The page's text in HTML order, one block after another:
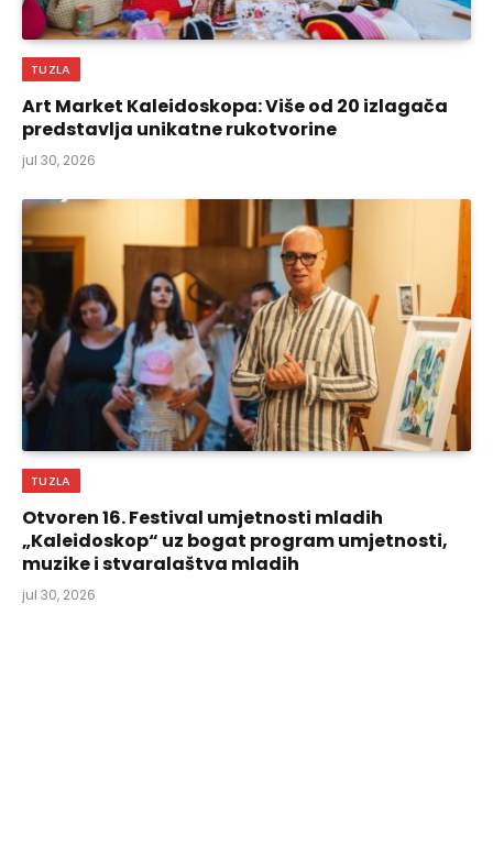
TUZLA
Art Market Kaleidoskopa: Više od 20 izlagača
predstavlja unikatne rukotvorine
jul 30, 2026
TUZLA
Otvoren 16. Festival umjetnosti mladih
„Kaleidoskop“ uz bogat program umjetnosti,
muzike i stvaralaštva mladih
jul 30, 2026